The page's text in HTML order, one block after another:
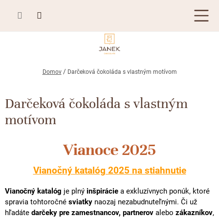
TABUĽKOVÁ ČOKOLÁDA
Mliečna čokoláda
Horká čokoláda
Biela čokoláda
Čokoláda Passion
Lámaná čokoláda
Bonboniéry
ČOKOLÁDOVÉ ŠPECIALITY
Čokoládové srdiečka
Čokoládové figúrky
Čokoládové krémy
Cibuľové chutney
Letné darčeky
Svadobné čokolády
Narodeniny
KAKAOVÉ VÝROBKY
Kakaové bôby
Kakaové maslo
Prihlásenie
Domov Darčeková čokoláda s vlastným motívom
Darčeková čokoláda s vlastným
motívom
Vianoce 2025
Vianočný katalóg 2025 na stiahnutie
Vianočný katalóg je plný inšpirácie a exkluzívnych ponúk, ktoré
spravia tohtoročné sviatky naozaj nezabudnuteľnými. Či už
hľadáte darčeky pre zamestnancov, partnerov alebo zákazníkov,